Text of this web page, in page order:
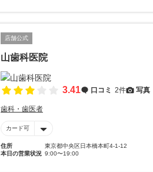
店舗公式
山歯科医院
3.41 口コミ 2件 写真
歯科・歯医者
カード可
住所
東京都中央区日本橋本町4-1-12
本日の営業状況 9:00〜19:00